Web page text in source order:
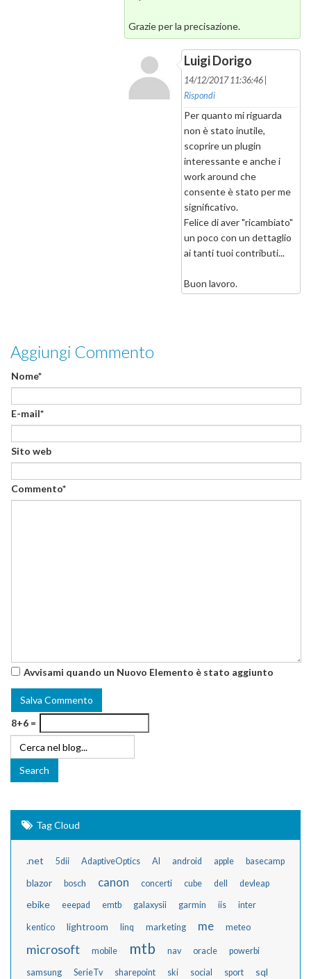
Grazie per la precisazione.
Luigi Dorigo
14/12/2017 11:36:46 |
Rispondi
Per quanto mi riguarda
non è stato inutile,
scoprire un plugin
interessante e anche i
work around che
consente è stato per me
significativo.
Felice di aver "ricambiato"
un poco con un dettaglio
ai tanti tuoi contributi...
Buon lavoro.
Aggiungi Commento
Nome*
E-mail*
Sito web
Commento*
Avvisami quando un Nuovo Elemento è stato aggiunto
8+6 =
Tag Cloud
.net 5dii AdaptiveOptics AI android apple basecamp
blazor bosch canon concerti cube dell devleap
ebike eeepad emtb galaxysii garmin iis inter
kentico lightroom linq marketing me meteo
microsoft mobile mtb nav oracle powerbi
samsung SerieTv sharepoint ski social sport sql